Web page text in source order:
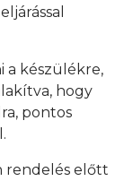
a készülékre,
hogy
pontos
rendelés előtt